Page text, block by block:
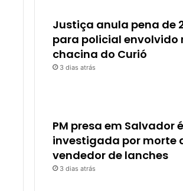
Justiça anula pena de
para policial envolvido
chacina do Curió
3 dias atrás
PM presa em Salvador é
investigada por morte
vendedor de lanches
3 dias atrás